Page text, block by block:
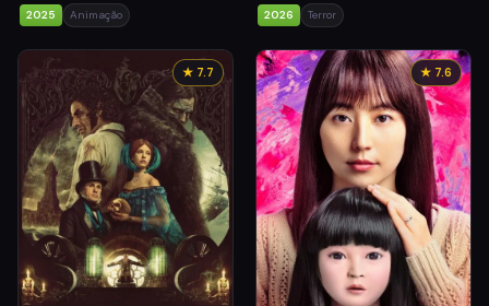
2025 Animação 2026 Terror
★ 7.7 ★ 7.6